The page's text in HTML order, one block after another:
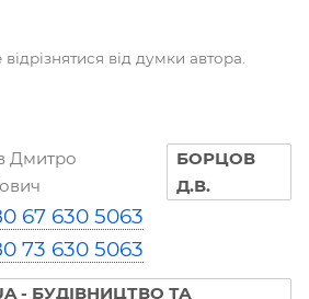
від думки автора.
Дмитро
БОРЦОВ
Д.В.
67 630 5063
73 630 5063
- БУДІВНИЦТВО ТА